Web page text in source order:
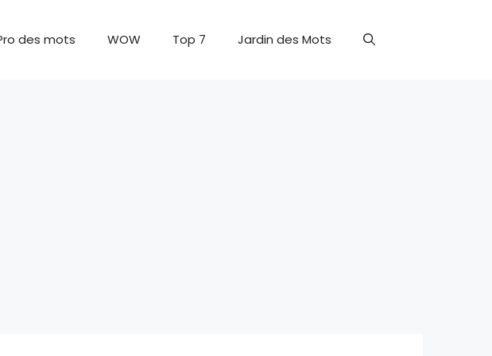
des mots WOW Top 7 Jardin des Mots